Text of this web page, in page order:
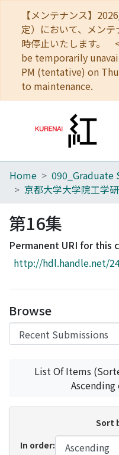
【メンテナンス】
定）において、メン
時停止いたします。
be temporarily
PM (tentative) on
to maintenance.
Home
Browse
Download Ranking
Access Statistics
Home
第16集
Permanent URI for this
http://hdl.handle.net/
Browse
List Of Items
Sort
In order: